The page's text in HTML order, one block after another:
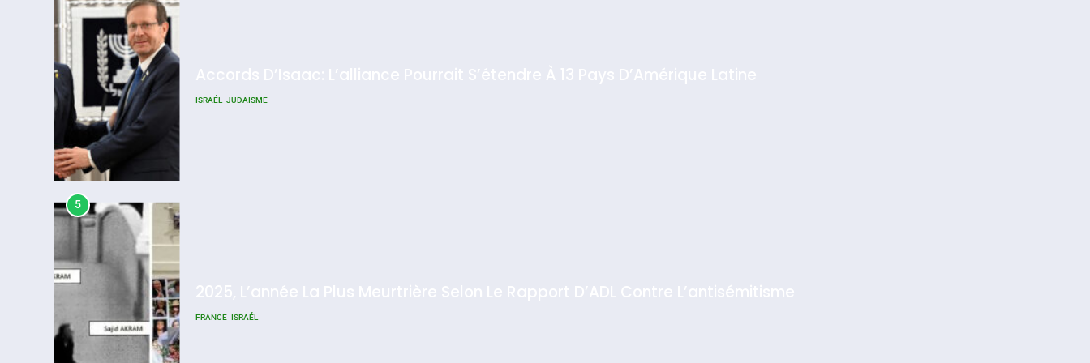
ISRAÉL JUDAISME
5
FRANCE ISRAÉL